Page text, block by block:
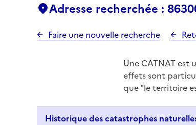
Adresse recherchée :
Faire une nouvelle recherche
Une CATNAT est
effets sont
que "le territoire